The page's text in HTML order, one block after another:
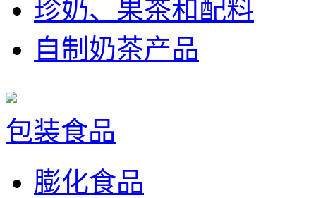
珍奶、果茶和配料
自制奶茶产品
包装食品
膨化食品